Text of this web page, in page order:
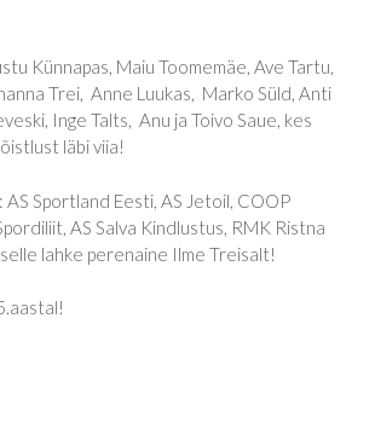
Künnapas, Maiu Toomemäe, Ave Tartu,
Trei, Anne Luukas, Marko Süld, Anti
Inge Talts, Anu ja Toivo Saue, kes
läbi viia!
Sportland Eesti, AS Jetoil, COOP
AS Salva Kindlustus, RMK Ristna
lahke perenaine Ilme Treisalt!